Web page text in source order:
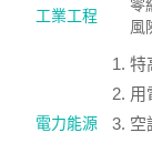
工業工程
零
風
電力能源
特
用
空